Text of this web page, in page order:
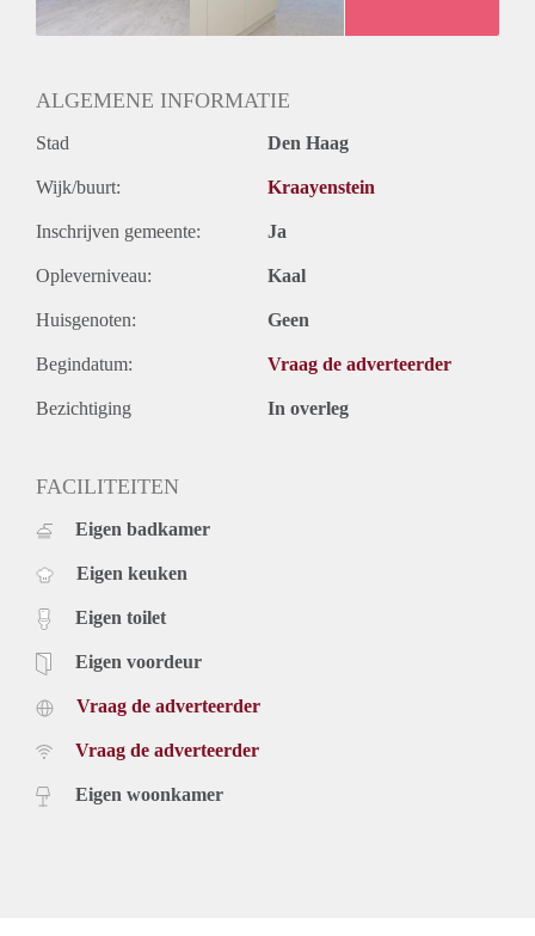
ALGEMENE INFORMATIE
Stad Den Haag
Wijk/buurt: Kraayenstein
Inschrijven gemeente: Ja
Opleverniveau: Kaal
Huisgenoten: Geen
Begindatum: Vraag de adverteerder
Bezichtiging In overleg
FACILITEITEN
Eigen badkamer
Eigen keuken
Eigen toilet
Eigen voordeur
Vraag de adverteerder
Vraag de adverteerder
Eigen woonkamer